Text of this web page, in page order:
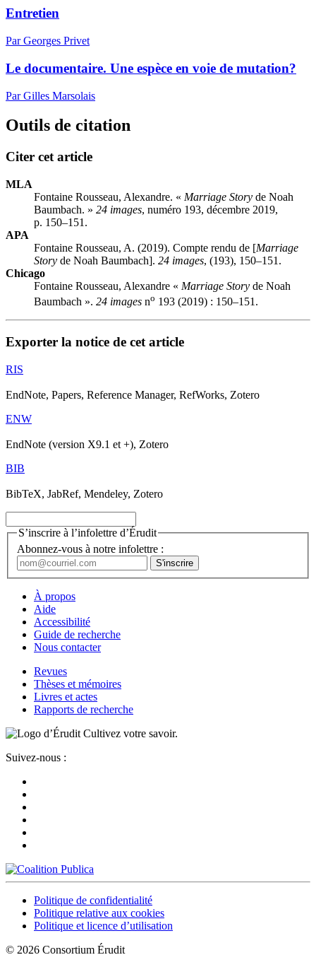
Entretien
Par Georges Privet
Le documentaire. Une espèce en voie de mutation?
Par Gilles Marsolais
Outils de citation
Citer cet article
MLA
Fontaine Rousseau, Alexandre. « Marriage Story de Noah
Baumbach. » 24 images, numéro 193, décembre 2019,
p. 150–151.
APA
Fontaine Rousseau, A. (2019). Compte rendu de [Marriage
Story de Noah Baumbach]. 24 images, (193), 150–151.
Chicago
Fontaine Rousseau, Alexandre « Marriage Story de Noah
Baumbach ». 24 images no 193 (2019) : 150–151.
Exporter la notice de cet article
RIS
EndNote, Papers, Reference Manager, RefWorks, Zotero
ENW
EndNote (version X9.1 et +), Zotero
BIB
BibTeX, JabRef, Mendeley, Zotero
S’inscrire à l’infolettre d’Érudit
Abonnez-vous à notre infolettre :
À propos
Aide
Accessibilité
Guide de recherche
Nous contacter
Revues
Thèses et mémoires
Livres et actes
Rapports de recherche
Cultivez votre savoir.
Suivez-nous :
Politique de confidentialité
Politique relative aux cookies
Politique et licence d’utilisation
© 2026 Consortium Érudit